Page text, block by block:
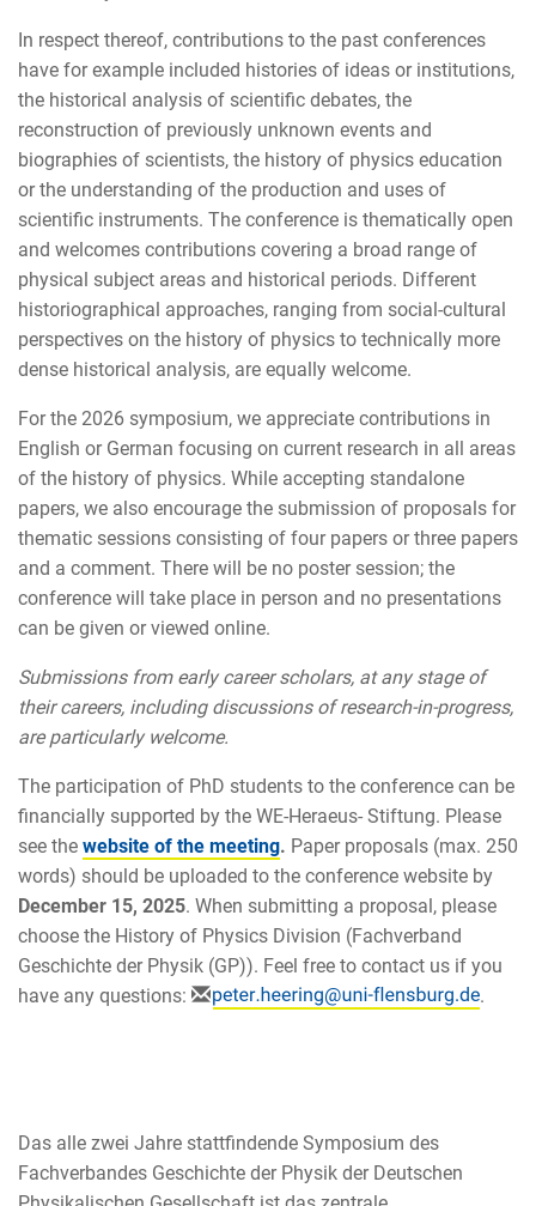
In respect thereof, contributions to the past conferences
have for example included histories of ideas or institutions,
the historical analysis of scientific debates, the
reconstruction of previously unknown events and
biographies of scientists, the history of physics education
or the understanding of the production and uses of
scientific instruments. The conference is thematically open
and welcomes contributions covering a broad range of
physical subject areas and historical periods. Different
historiographical approaches, ranging from social-cultural
perspectives on the history of physics to technically more
dense historical analysis, are equally welcome.
For the 2026 symposium, we appreciate contributions in
English or German focusing on current research in all areas
of the history of physics. While accepting standalone
papers, we also encourage the submission of proposals for
thematic sessions consisting of four papers or three papers
and a comment. There will be no poster session; the
conference will take place in person and no presentations
can be given or viewed online.
Submissions from early career scholars, at any stage of
their careers, including discussions of research-in-progress,
are particularly welcome.
The participation of PhD students to the conference can be
financially supported by the WE-Heraeus- Stiftung. Please
see the website of the meeting. Paper proposals (max. 250
words) should be uploaded to the conference website by
December 15, 2025. When submitting a proposal, please
choose the History of Physics Division (Fachverband
Geschichte der Physik (GP)). Feel free to contact us if you
have any questions:
.
Das alle zwei Jahre stattfindende Symposium des
Fachverbandes Geschichte der Physik der Deutschen